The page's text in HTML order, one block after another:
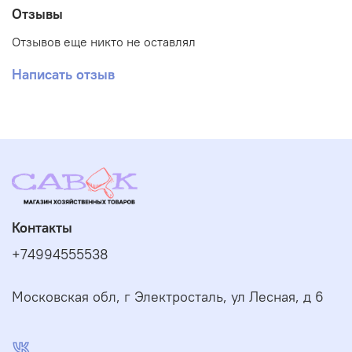
Отзывы
Отзывов еще никто не оставлял
Написать отзыв
Контакты
+74994555538
Московская обл, г Электросталь, ул Лесная, д 6